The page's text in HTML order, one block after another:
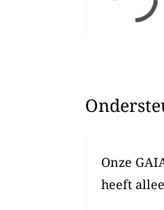
Onze
heeft